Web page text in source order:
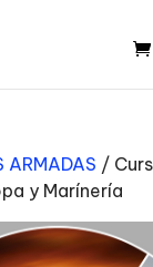
ARMADAS /
y Marínería